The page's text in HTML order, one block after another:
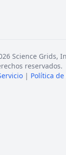
Science Grids,
reservados.
| Política